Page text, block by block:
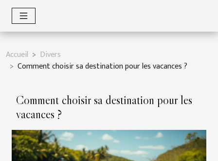
Accueil
Divers
Comment choisir sa destination pour les vacances ?
Comment choisir sa destination pour les
vacances ?